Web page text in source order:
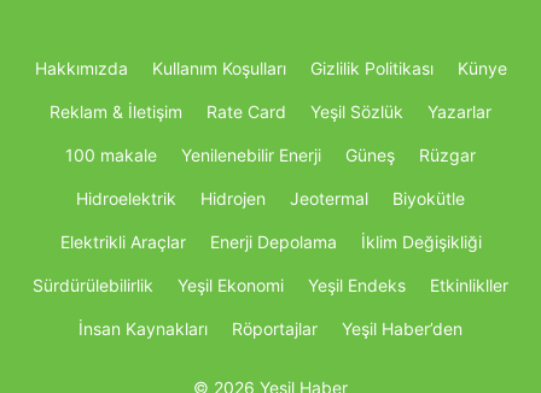
Hakkımızda Kullanım Koşulları Gizlilik Politikası Künye
Reklam & İletişim Rate Card Yeşil Sözlük Yazarlar
100 makale Yenilenebilir Enerji Güneş Rüzgar
Hidroelektrik Hidrojen Jeotermal Biyokütle
Elektrikli Araçlar Enerji Depolama İklim Değişikliği
Sürdürülebilirlik Yeşil Ekonomi Yeşil Endeks Etkinlikller
İnsan Kaynakları Röportajlar Yeşil Haber’den
© 2026 Yeşil Haber